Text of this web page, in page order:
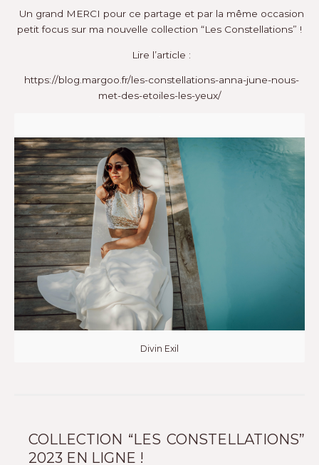
Un grand MERCI pour ce partage et par la même occasion
petit focus sur ma nouvelle collection “Les Constellations” !
Lire l’article :
https://blog.margoo.fr/les-constellations-anna-june-nous-
met-des-etoiles-les-yeux/
Divin Exil
COLLECTION “LES CONSTELLATIONS”
2023 EN LIGNE !